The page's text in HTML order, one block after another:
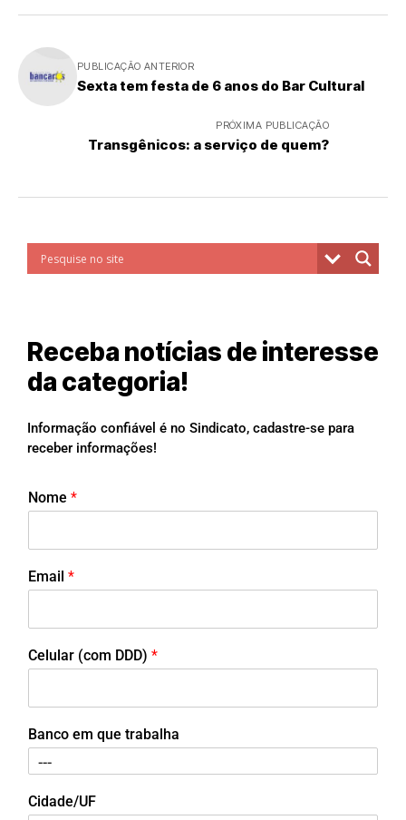
PUBLICAÇÃO ANTERIOR
Sexta tem festa de 6 anos do Bar Cultural
PRÓXIMA PUBLICAÇÃO
Transgênicos: a serviço de quem?
Receba notícias de interesse
da categoria!
Informação confiável é no Sindicato, cadastre-se para
receber informações!
Nome *
Email *
Celular (com DDD) *
Banco em que trabalha
Cidade/UF